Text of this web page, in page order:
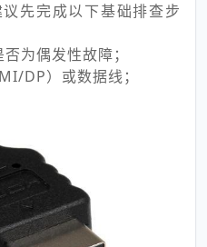
先完成以下基础排查步
为偶发性故障；
DP）或数据线；